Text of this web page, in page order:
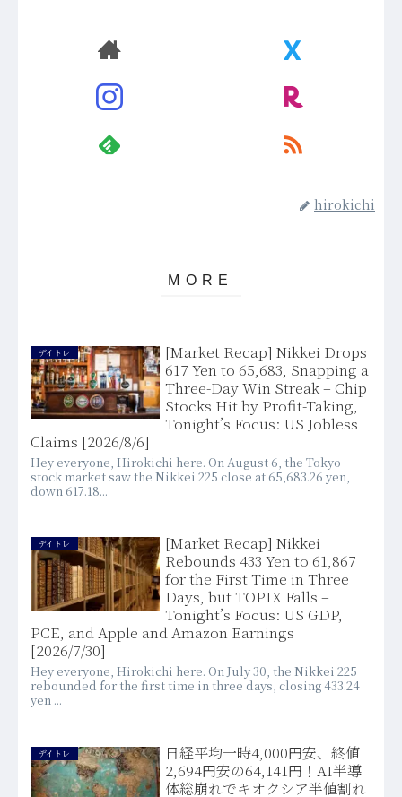
hirokichi
デイトレ
[Market Recap] Nikkei Drops
617 Yen to 65,683, Snapping a
Three-Day Win Streak – Chip
Stocks Hit by Profit-Taking,
Tonight’s Focus: US Jobless
Claims [2026/8/6]
Hey everyone, Hirokichi here. On August 6, the Tokyo
stock market saw the Nikkei 225 close at 65,683.26 yen,
down 617.18...
デイトレ
[Market Recap] Nikkei
Rebounds 433 Yen to 61,867
for the First Time in Three
Days, but TOPIX Falls –
Tonight’s Focus: US GDP,
PCE, and Apple and Amazon Earnings
[2026/7/30]
Hey everyone, Hirokichi here. On July 30, the Nikkei 225
rebounded for the first time in three days, closing 433.24
yen ...
デイトレ
日経平均一時4,000円安、終値
2,694円安の64,141円！AI半導
体総崩れでキオクシア半値割れ